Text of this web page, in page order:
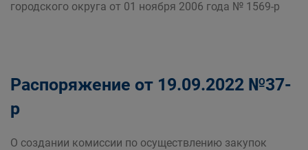
городского округа от 01 ноября 2006 года № 1569-р
Распоряжение от 19.09.2022 №37-
р
О создании комиссии по осуществлению закупок